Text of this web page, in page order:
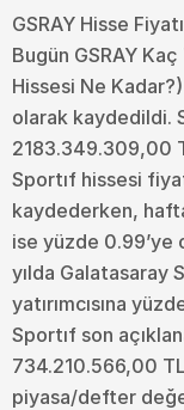
GSRAY Hisse
Bugün GSRAY
Hissesi Ne
olarak kaydedildi.
2183.349.309,00
Sportıf hissesi
kaydederken,
ise yüzde 0.99’ye
yılda Galatasaray
yatırımcısına
Sportıf son
734.210.566,00 TL
piyasa/defter